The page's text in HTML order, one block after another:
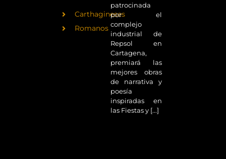
Carthagineses
Romanos
patrocinada
por el
complejo
industrial de
Repsol en
Cartagena,
premiará las
mejores obras
de narrativa y
poesía
inspiradas en
las Fiestas y [...]